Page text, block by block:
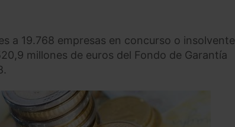
a 19.768 empresas en concurso o
millones de euros del Fondo de Garantía